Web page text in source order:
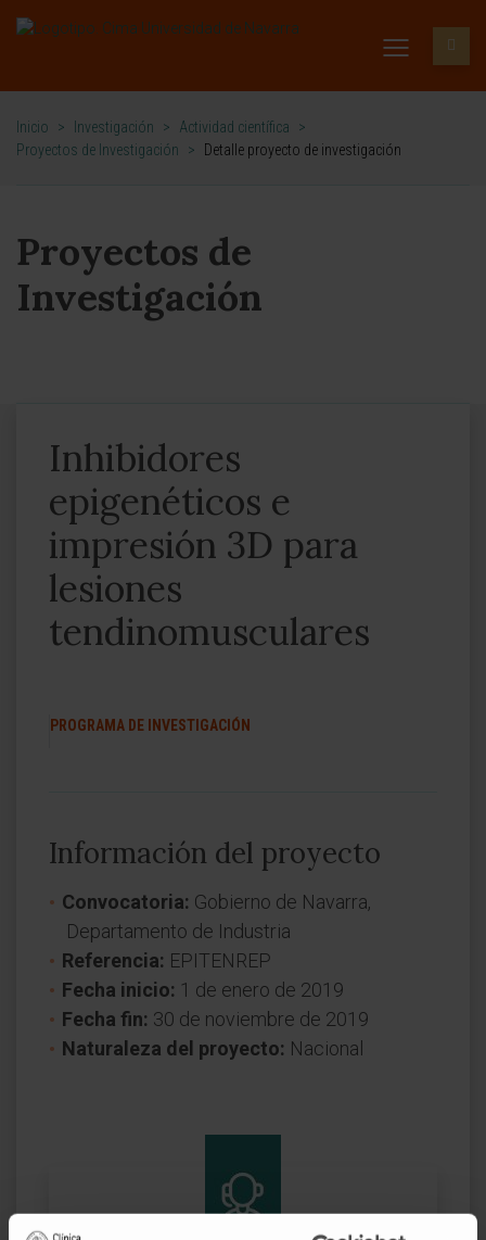
Inicio > Investigación > Actividad científica
>
Proyectos de Investigación
> Detalle proyecto de investigación
Proyectos de
Investigación
Inhibidores
epigenéticos e
impresión 3D para
lesiones
tendinomusculares
PROGRAMA DE INVESTIGACIÓN
Información del proyecto
Convocatoria: Gobierno de Navarra,
Departamento de Industria
Referencia: EPITENREP
Fecha inicio: 1 de enero de 2019
Fecha fin: 30 de noviembre de 2019
Naturaleza del proyecto: Nacional